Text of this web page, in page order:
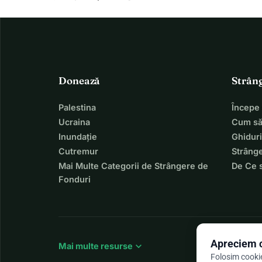
Donează
Palestina
Ucraina
Inundație
Cutremur
Mai Multe Categorii de Strângere de
Fonduri
Începe
Cum
De Ce
Mai multe resurse expand_more Apreciem
Folosim